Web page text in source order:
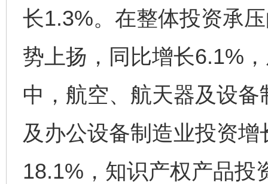
长1.3%。在整体投资承
势上扬，同比增长6.1%
中，航空、航天器及设
及办公设备制造业投资
18.1%，知识产权产品投